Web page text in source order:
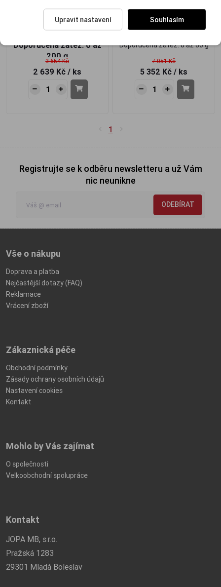
Tubertini Strong Water
Feeder 3,9m
Doporučená zátěž: 0 až
200 g
3 654 Kč
2 639 Kč / ks
Tubertini Concept X Feeder
3,9m Medium
Doporučená zátěž: 0 až 80 g
7 051 Kč
5 352 Kč / ks
1
Registrujte se k odběru newsletteru a už Vám
nic neunikne
ODEBÍRAT
Vše o nákupu
Doprava a platba
Nejčastější dotazy (FAQ)
Reklamace
Vrácení zboží
Zákaznická péče
Obchodní podmínky
Zásady ochrany osobních údajů
Nastavení cookies
Kontakt
Mohlo by Vás zajímat
O společnosti
Velkoobchodní spolupráce
Kontakt
JOPA MB, s.r.o.
Pražská 1283
29301 Mladá Boleslav
Upravit nastavení Souhlasím